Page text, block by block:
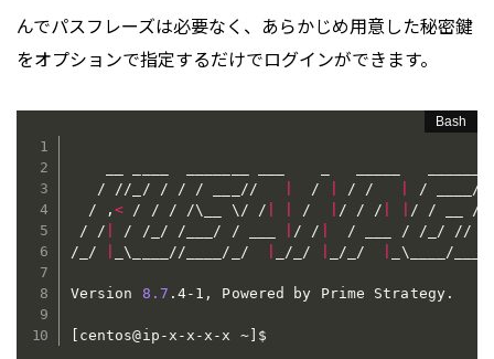
んでパスフレーズは必要なく、あらかじめ用意した秘密鍵
をオプションで指定するだけでログインができます。
   / //_/ / / / ___//
  /
/ /
/ ____/
  / ,
< / / / /\ \ / / / / / /
/ / __ /
/ /
/ /_/ /___/ / ___ / /
  / ___ / /_/ // /
/_/
_\ ____//____/_/ _/_/ _/_/ \ ____/___/
Version 8.7 .4-1, Powered by Prime Strategy.
centos@ip-x-x-x-x ~]